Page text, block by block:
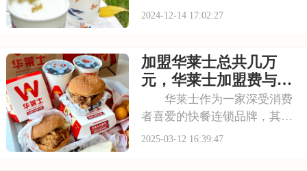
以茶饮为核心竞争力的品牌，
潮流。加盟茶百道，你将获得
全方位的支持与帮助，从选址
到装修，从技术培训
2024-12-14 17:02:27
加盟华莱士总共几万
元，华莱士加盟费与流
华莱士作为一家深受消费
者喜爱的快餐连锁品牌，其加
盟信息一直备受关注。对于有
2025-03-12 16:39:47